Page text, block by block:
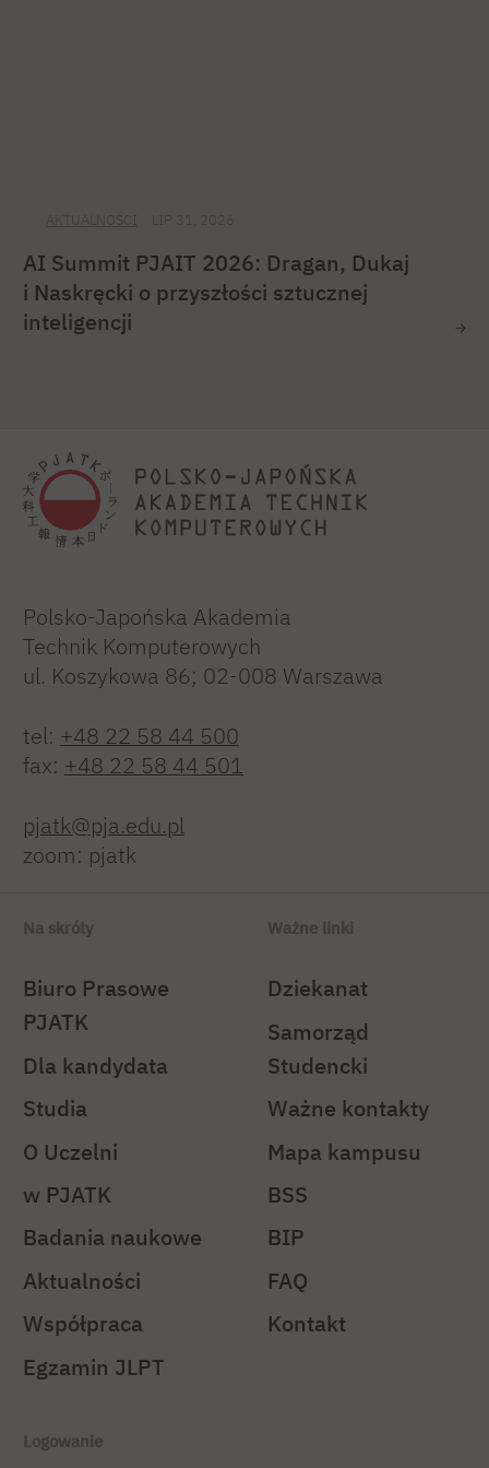
AI Summit PJAIT 2026: Dragan, Dukaj
i Naskręcki o przyszłości sztucznej
inteligencji
Polsko-Japońska Akademia
Technik Komputerowych
ul. Koszykowa 86; 02-008 Warszawa
tel: +48 22 58 44 500
fax: +48 22 58 44 501
pjatk@pja.edu.pl
zoom: pjatk
Na skróty
Biuro Prasowe
PJATK
Dla kandydata
Studia
O Uczelni
w PJATK
Badania naukowe
Aktualności
Współpraca
Egzamin JLPT
Ważne linki
Dziekanat
Samorząd
Studencki
Ważne kontakty
Mapa kampusu
BSS
BIP
FAQ
Kontakt
Logowanie